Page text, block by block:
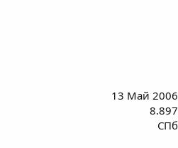
13 Май 2006
8.897
СПб